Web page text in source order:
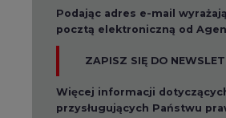
Podając adres e-mail
pocztą elektroniczną od
ZAPISZ SIĘ DO
Więcej informacji
przysługujących Państwu